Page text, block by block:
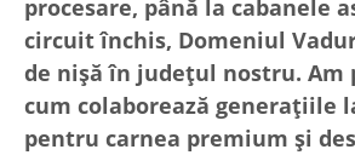
procesare, până la cabanele
circuit închis, Domeniul
de nișă în județul nostru. Am
cum colaborează generațiile
pentru carnea premium și